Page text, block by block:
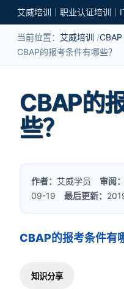
当前位置： 艾威培训 CBAP
CBAP的报考条件有哪些？
CBAP的
些？
作者： 艾威学员 审阅
09-19最后更新：
CBAP的报考条件有
知识分享